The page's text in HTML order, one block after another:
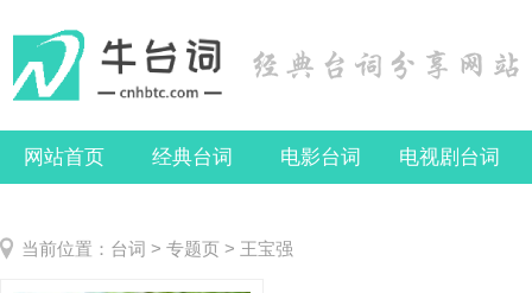
网站首页 经典台词 电影台词 电视剧台词
当前位置： 台词 > 专题页 > 王宝强